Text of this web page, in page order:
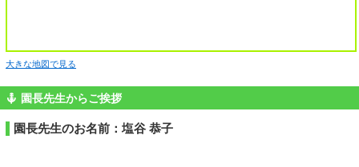
大きな地図で見る
園長先生からご挨拶
園長先生のお名前：塩谷 恭子